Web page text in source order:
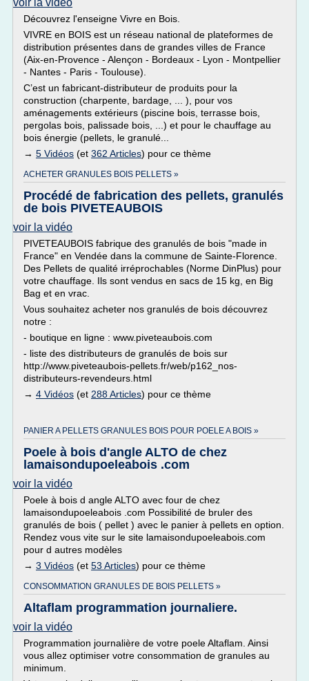
voir la vidéo
Découvrez l'enseigne Vivre en Bois.
VIVRE en BOIS est un réseau national de plateformes de
distribution présentes dans de grandes villes de France
(Aix-en-Provence - Alençon - Bordeaux - Lyon - Montpellier
- Nantes - Paris - Toulouse).
C’est un fabricant-distributeur de produits pour la
construction (charpente, bardage, ... ), pour vos
aménagements extérieurs (piscine bois, terrasse bois,
pergolas bois, palissade bois, ...) et pour le chauffage au
bois énergie (pellets, le granulé...
→ 5 Vidéos (et 362 Articles) pour ce thème
ACHETER GRANULES BOIS PELLETS »
Procédé de fabrication des pellets, granulés
de bois PIVETEAUBOIS
voir la vidéo
PIVETEAUBOIS fabrique des granulés de bois "made in
France" en Vendée dans la commune de Sainte-Florence.
Des Pellets de qualité irréprochables (Norme DinPlus) pour
votre chauffage. Ils sont vendus en sacs de 15 kg, en Big
Bag et en vrac.
Vous souhaitez acheter nos granulés de bois découvrez
notre :
- boutique en ligne : www.piveteaubois.com
- liste des distributeurs de granulés de bois sur
http://www.piveteaubois-pellets.fr/web/p162_nos-
distributeurs-revendeurs.html
→ 4 Vidéos (et 288 Articles) pour ce thème
PANIER A PELLETS GRANULES BOIS POUR POELE A BOIS »
Poele à bois d'angle ALTO de chez
lamaisondupoeleabois .com
voir la vidéo
Poele à bois d angle ALTO avec four de chez
lamaisondupoeleabois .com Possibilité de bruler des
granulés de bois ( pellet ) avec le panier à pellets en option.
Rendez vous vite sur le site lamaisondupoeleabois.com
pour d autres modèles
→ 3 Vidéos (et 53 Articles) pour ce thème
CONSOMMATION GRANULES DE BOIS PELLETS »
Altaflam programmation journaliere.
voir la vidéo
Programmation journalière de votre poele Altaflam. Ainsi
vous allez optimiser votre consommation de granules au
minimum.